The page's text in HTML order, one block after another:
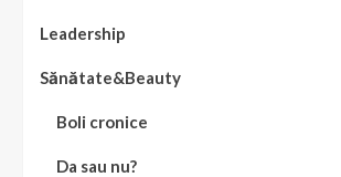
Leadership
Sănătate&Beauty
Boli cronice
Da sau nu?